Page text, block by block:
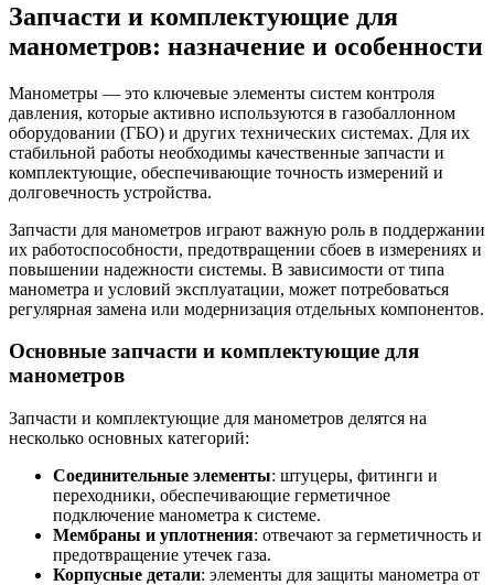
Запчасти и комплектующие для
манометров: назначение и особенности
Манометры — это ключевые элементы систем контроля
давления, которые активно используются в газобаллонном
оборудовании (ГБО) и других технических системах. Для их
стабильной работы необходимы качественные запчасти и
комплектующие, обеспечивающие точность измерений и
долговечность устройства.
Запчасти для манометров играют важную роль в поддержании
их работоспособности, предотвращении сбоев в измерениях и
повышении надежности системы. В зависимости от типа
манометра и условий эксплуатации, может потребоваться
регулярная замена или модернизация отдельных компонентов.
Основные запчасти и комплектующие для
манометров
Запчасти и комплектующие для манометров делятся на
несколько основных категорий:
Соединительные элементы: штуцеры, фитинги и
переходники, обеспечивающие герметичное
подключение манометра к системе.
Мембраны и уплотнения: отвечают за герметичность и
предотвращение утечек газа.
Корпусные детали: элементы для защиты манометра от